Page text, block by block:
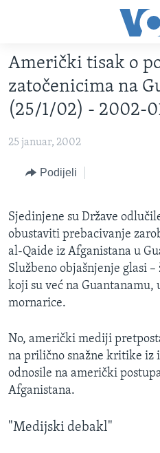
glavni
sadržaj
Pređi
na
glavnu
navigaciju
VIDEO
FOTOGRAFIJE DANA
VIJESTI
SJEDINJENE AMERIČKE
SVIJET
NAUKA I TEHNOLOGIJA
KORUPCIJA
SLOBODA MEDIJA
ŽENSKA STRANA
IZBJEGLIČKA STRANA
O GLASU AMERIKE
Learning English
PRATITE NAS
Američki tisak o
zatočenicima na
(25/1/02) - 2002-
25 januar, 2002
Podijeli
Sjedinjene su Države
obustaviti prebacivanje
al-Qaide iz Afganistana u
Službeno objašnjenje glasi
koji su već na Guantanamu,
mornarice.
No, američki mediji
na prilično snažne kritike iz
odnosile na američki
Afganistana.
"Medijski debakl"